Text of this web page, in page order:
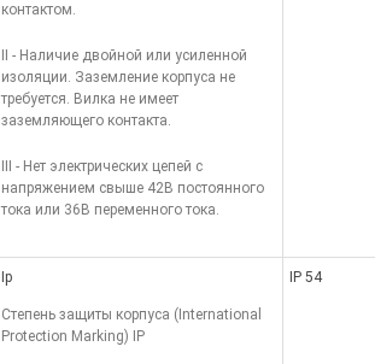
контактом.
II - Наличие двойной или усиленной
изоляции. Заземление корпуса не
требуется. Вилка не имеет
заземляющего контакта.
III - Нет электрических цепей с
напряжением свыше 42В постоянного
тока или 36В переменного тока.
Ip
Степень защиты корпуса (International
Protection Marking) IP
IP 54